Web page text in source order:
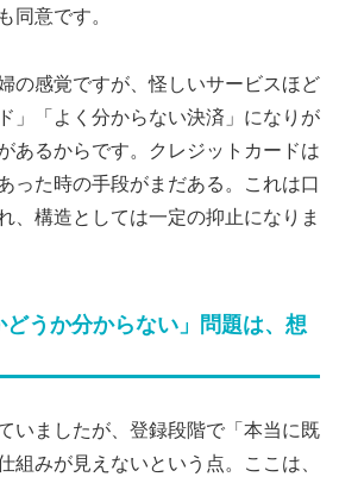
同意です。
の感覚ですが、怪しいサービスほど
」「よく分からない決済」になりが
あるからです。クレジットカードは
った時の手段がまだある。これは口
、構造としては一定の抑止になりま
どうか分からない」問題は、想
いましたが、登録段階で「本当に既
組みが見えないという点。ここは、